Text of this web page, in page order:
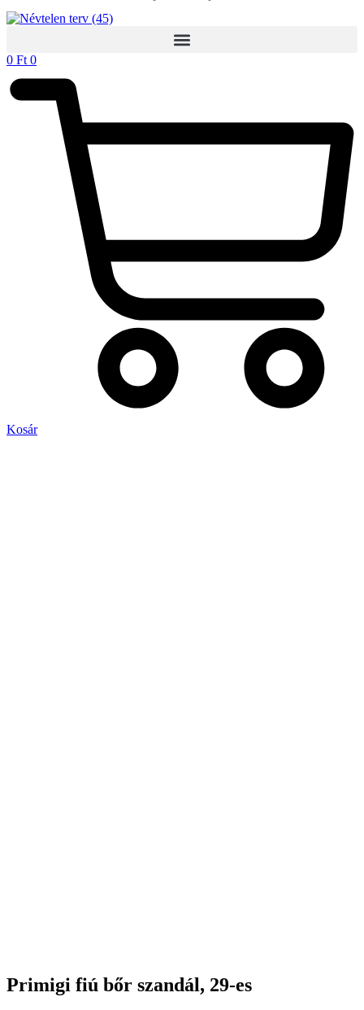
0 Ft 0
Kosár
Primigi fiú bőr szandál, 29-es